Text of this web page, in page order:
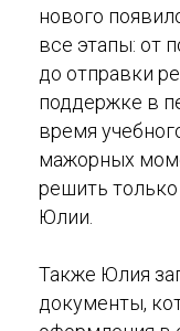
нового
все этапы: от
до отправки
поддержке в
время
мажорных
решить
Юлии.
Также Юлия
документы,